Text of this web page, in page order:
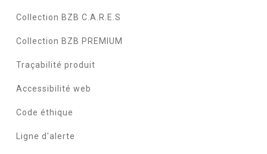
Collection BZB C.A.R.E.S
Collection BZB PREMIUM
Traçabilité produit
Accessibilité web
Code éthique
Ligne d'alerte